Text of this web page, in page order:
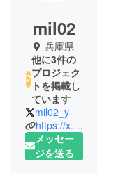
mil02
兵庫県
他に3件の
プロジェク
トを掲載し
ています
mil02_y
https://x.com/mil02_y
メッセー
ジを送る